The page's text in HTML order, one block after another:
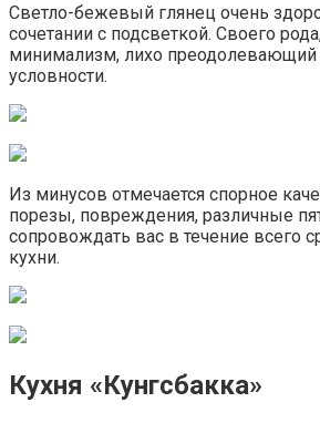
Светло-бежевый глянец очень
сочетании с подсветкой. Своего
минимализм, лихо преодолевающий
условности.
Из минусов отмечается спорное
порезы, повреждения, различные
сопровождать вас в течение всего
кухни.
Кухня «Кунгсбакка»